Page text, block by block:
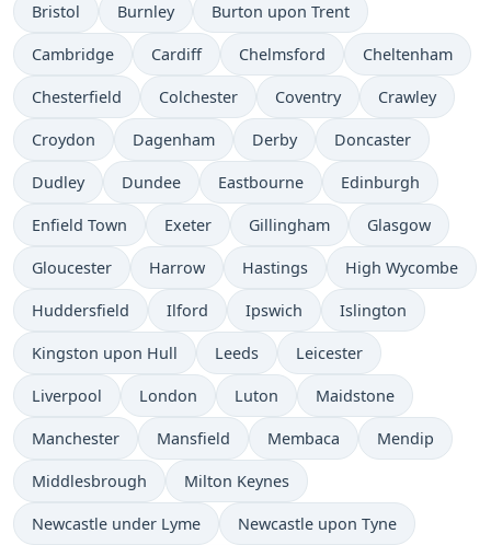
Bristol Burnley Burton upon Trent
Cambridge Cardiff Chelmsford Cheltenham
Chesterfield Colchester Coventry Crawley
Croydon Dagenham Derby Doncaster
Dudley Dundee Eastbourne Edinburgh
Enfield Town Exeter Gillingham Glasgow
Gloucester Harrow Hastings High Wycombe
Huddersfield Ilford Ipswich Islington
Kingston upon Hull Leeds Leicester
Liverpool London Luton Maidstone
Manchester Mansfield Membaca Mendip
Middlesbrough Milton Keynes
Newcastle under Lyme Newcastle upon Tyne